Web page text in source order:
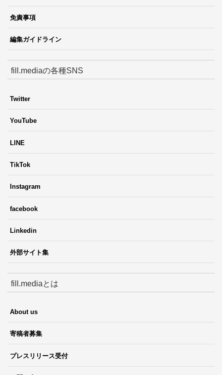
免責事項
編集ガイドライン
fill.mediaの各種SNS
Twitter
YouTube
LINE
TikTok
Instagram
facebook
Linkedin
外部サイト集
fill.mediaとは
About us
寄稿者募集
プレスリリース受付